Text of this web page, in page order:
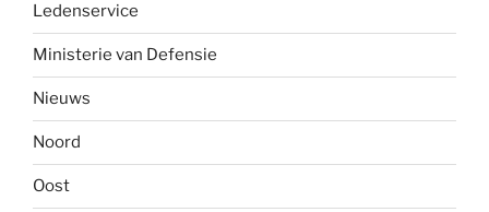
Ledenservice
Ministerie van Defensie
Nieuws
Noord
Oost